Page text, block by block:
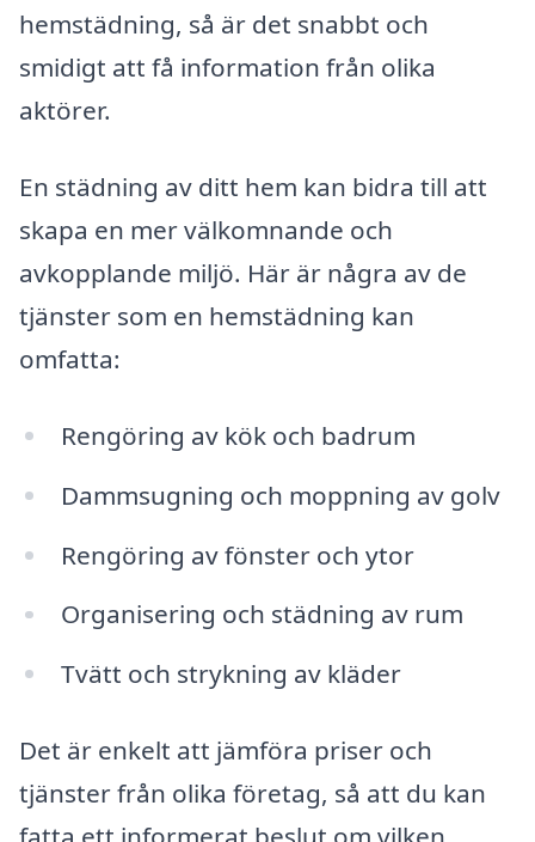
hemstädning, så är det snabbt och
smidigt att få information från olika
aktörer.
En städning av ditt hem kan bidra till att
skapa en mer välkomnande och
avkopplande miljö. Här är några av de
tjänster som en hemstädning kan
omfatta:
Rengöring av kök och badrum
Dammsugning och moppning av golv
Rengöring av fönster och ytor
Organisering och städning av rum
Tvätt och strykning av kläder
Det är enkelt att jämföra priser och
tjänster från olika företag, så att du kan